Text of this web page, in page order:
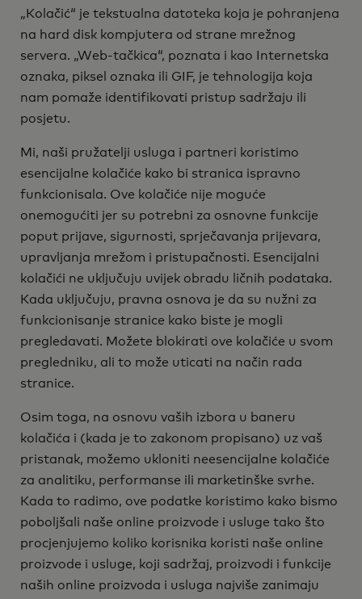
„Kolačić“ je tekstualna datoteka koja je pohranjena
na hard disk kompjutera od strane mrežnog
servera. „Web-tačkica“, poznata i kao Internetska
oznaka, piksel oznaka ili GIF, je tehnologija koja
nam pomaže identifikovati pristup sadržaju ili
posjetu.
Mi, naši pružatelji usluga i partneri koristimo
esencijalne kolačiće kako bi stranica ispravno
funkcionisala. Ove kolačiće nije moguće
onemogućiti jer su potrebni za osnovne funkcije
poput prijave, sigurnosti, sprječavanja prijevara,
upravljanja mrežom i pristupačnosti. Esencijalni
kolačići ne uključuju uvijek obradu ličnih podataka.
Kada uključuju, pravna osnova je da su nužni za
funkcionisanje stranice kako biste je mogli
pregledavati. Možete blokirati ove kolačiće u svom
pregledniku, ali to može uticati na način rada
stranice.
Osim toga, na osnovu vaših izbora u baneru
kolačića i (kada je to zakonom propisano) uz vaš
pristanak, možemo ukloniti neesencijalne kolačiće
za analitiku, performanse ili marketinške svrhe.
Kada to radimo, ove podatke koristimo kako bismo
poboljšali naše online proizvode i usluge tako što
procjenjujemo koliko korisnika koristi naše online
proizvode i usluge, koji sadržaj, proizvodi i funkcije
naših online proizvoda i usluga najviše zanimaju